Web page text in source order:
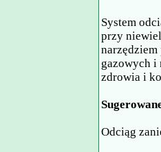
System
przy
gazowych i
zdrowia i
Odciąg